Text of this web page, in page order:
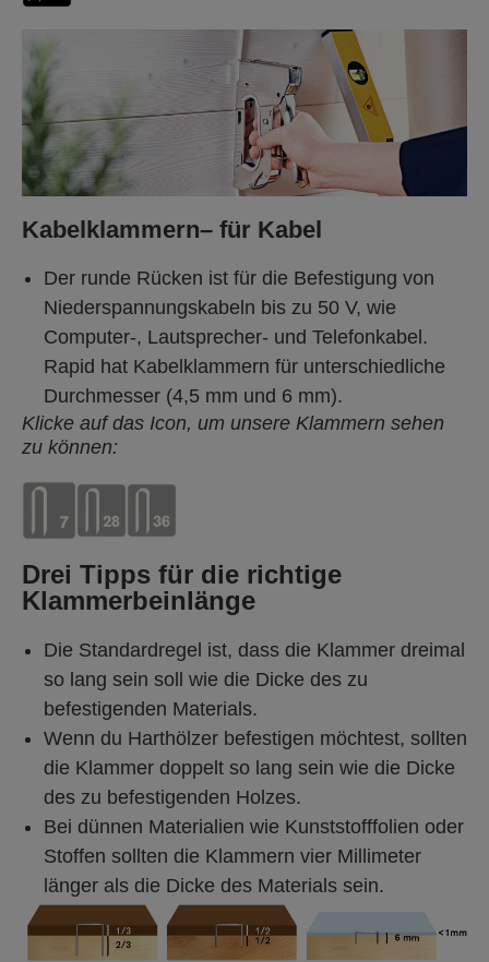
Kabelklammern– für Kabel
Der runde Rücken ist für die Befestigung von
Niederspannungskabeln bis zu 50 V, wie
Computer-, Lautsprecher- und Telefonkabel.
Rapid hat Kabelklammern für unterschiedliche
Durchmesser (4,5 mm und 6 mm).
Klicke auf das Icon, um unsere Klammern sehen
zu können:
Drei Tipps für die richtige
Klammerbeinlänge
Die Standardregel ist, dass die Klammer dreimal
so lang sein soll wie die Dicke des zu
befestigenden Materials.
Wenn du Harthölzer befestigen möchtest, sollten
die Klammer doppelt so lang sein wie die Dicke
des zu befestigenden Holzes.
Bei dünnen Materialien wie Kunststofffolien oder
Stoffen sollten die Klammern vier Millimeter
länger als die Dicke des Materials sein.